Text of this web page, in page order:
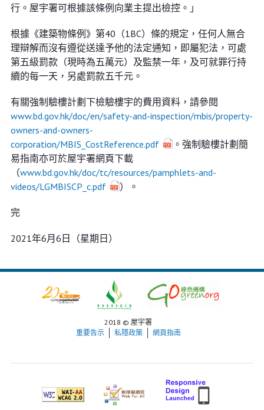
行。屋宇署可根據該條例向業主提出檢控。」
根據《建築物條例》第40（1BC）條的規定，任何人無合
理辯解而沒有遵從送達予他的法定通知，即屬犯法，可處
第五級罰款（現時為五萬元）及監禁一年，及可就罪行持
續的每一天，另處罰款五千元。
有關強制驗樓計劃下檢驗樓宇的費用資料，請參閱
www.bd.gov.hk/doc/en/safety-and-inspection/mbis/property-
owners-and-owners-
corporation/MBIS_CostReference.pdf
。強制驗樓計劃簡
易指南亦可於屋宇署網頁下載
（www.bd.gov.hk/doc/tc/resources/pamphlets-and-
videos/LGMBISCP_c.pdf
）。
完
2021年6月6日（星期日）
2018 © 屋宇署
重要告示
私隱政策 網頁指南